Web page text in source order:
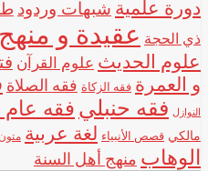
دورة علمية شبهات وردود
ذي الحجة عقيدة و منهج
علوم الحديث علوم القرآن
و العمرة فقه الزكاة فقه الصلاة
النوازل فقه حنبلي فقه عام
مالكي قصص الأنبياء لغة عربية
الوهاب منهج أهل السنة